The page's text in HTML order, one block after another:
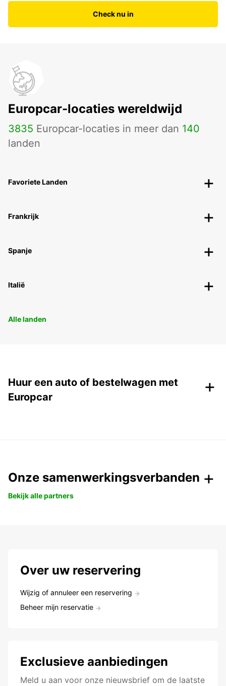
Check nu in
Europcar-locaties wereldwijd
3835 Europcar-locaties in meer dan 140
landen
Favoriete Landen
Frankrijk
Spanje
Italië
Alle landen
Huur een auto of bestelwagen met
Europcar
+
Onze samenwerkingsverbanden
Bekijk alle partners
Over uw reservering
Wijzig of annuleer een reservering
Beheer mijn reservatie
Exclusieve aanbiedingen
Meld u aan voor onze nieuwsbrief om de laatste